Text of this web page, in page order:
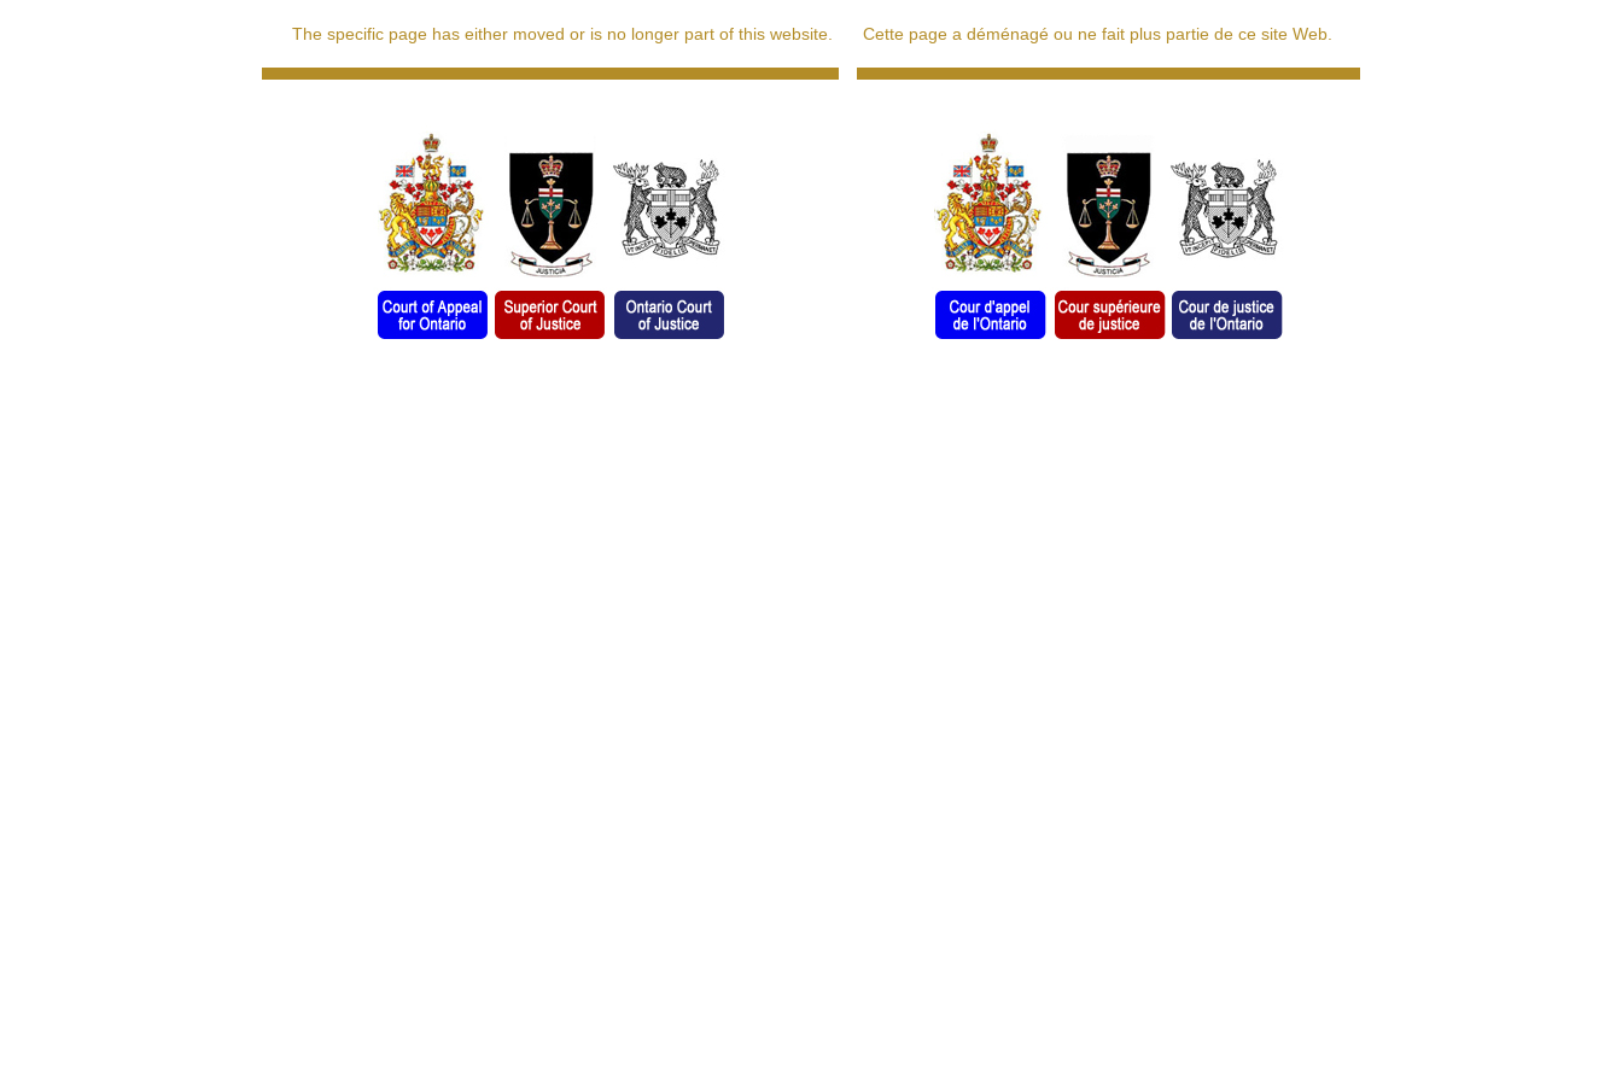
The specific page has either moved or is no longer part of this website. Cette page a déménagé ou ne fait plus partie de ce site Web.